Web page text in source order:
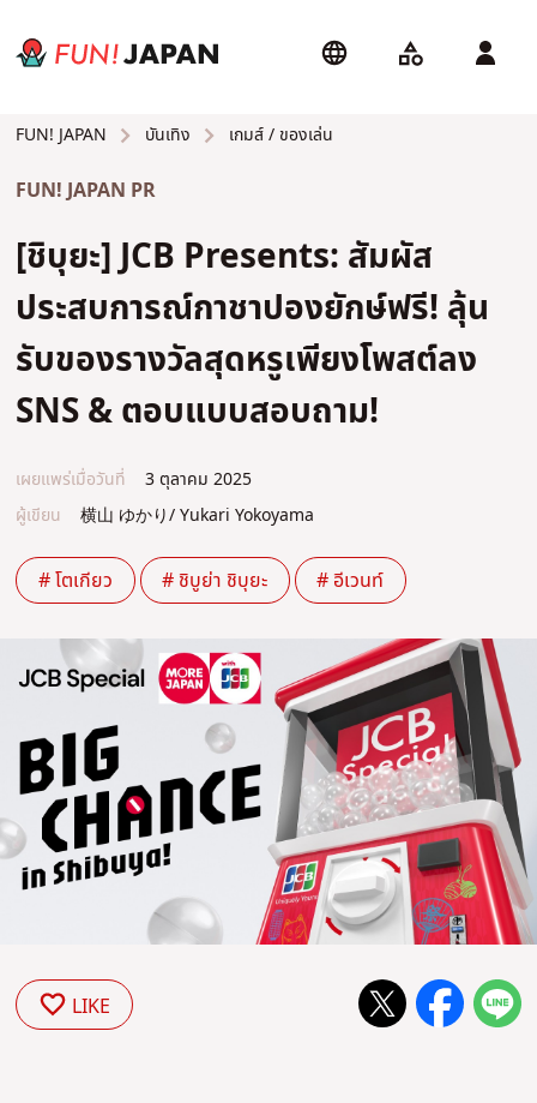
FUN! JAPAN บันเทิง เกมส์ / ของเล่น
FUN! JAPAN PR
[ชิบุยะ] JCB Presents: สัมผัส
ประสบการณ์กาชาปองยักษ์ฟรี! ลุ้น
รับของรางวัลสุดหรูเพียงโพสต์ลง
SNS & ตอบแบบสอบถาม!
เผยแพร่เมื่อวันที่
3 ตุลาคม 2025
ผู้เขียน
横山 ゆかり/ Yukari Yokoyama
# โตเกียว # ชิบูย่า ชิบุยะ # อีเวนท์
LIKE